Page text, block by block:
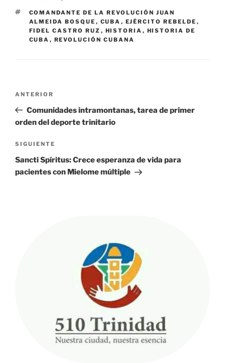
ETIQUETAS
COMANDANTE DE LA REVOLUCIÓN JUAN
ALMEIDA BOSQUE , CUBA , EJÉRCITO REBELDE ,
FIDEL CASTRO RUZ , HISTORIA , HISTORIA DE
CUBA , REVOLUCIÓN CUBANA
entradas
Entrada
anterior:
ANTERIOR
Comunidades intramontanas, tarea de primer
orden del deporte trinitario
Siguiente
entrada
SIGUIENTE
Sancti Spíritus: Crece esperanza de vida para
pacientes con Mielome múltiple